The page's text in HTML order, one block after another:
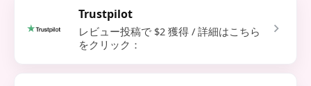
サービス
Trustpilot
レビュー投稿で $2 獲得 / 詳細はこちら
をクリック：